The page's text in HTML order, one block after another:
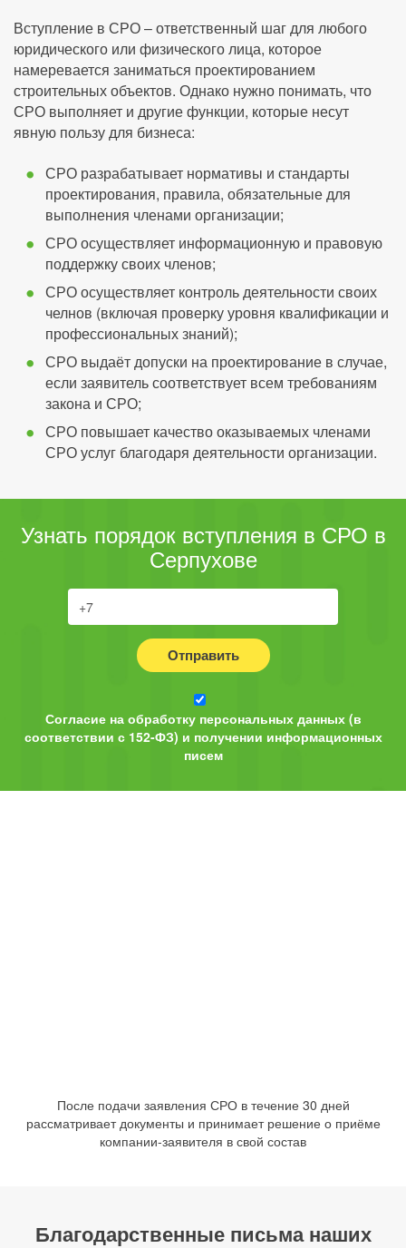
Вступление в СРО – ответственный шаг для любого
юридического или физического лица, которое
намеревается заниматься проектированием
строительных объектов. Однако нужно понимать, что
СРО выполняет и другие функции, которые несут
явную пользу для бизнеса:
СРО разрабатывает нормативы и стандарты
проектирования, правила, обязательные для
выполнения членами организации;
СРО осуществляет информационную и правовую
поддержку своих членов;
СРО осуществляет контроль деятельности своих
челнов (включая проверку уровня квалификации и
профессиональных знаний);
СРО выдаёт допуски на проектирование в случае,
если заявитель соответствует всем требованиям
закона и СРО;
СРО повышает качество оказываемых членами
СРО услуг благодаря деятельности организации.
Узнать порядок вступления в СРО в
Серпухове
Отправить
Согласие на обработку персональных данных (в
соответствии с 152-ФЗ) и получении информационных
писем
После подачи заявления СРО в течение 30 дней
рассматривает документы и принимает решение о приёме
компании-заявителя в свой состав
Благодарственные письма наших